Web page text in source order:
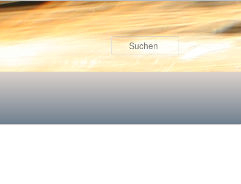
Suchen